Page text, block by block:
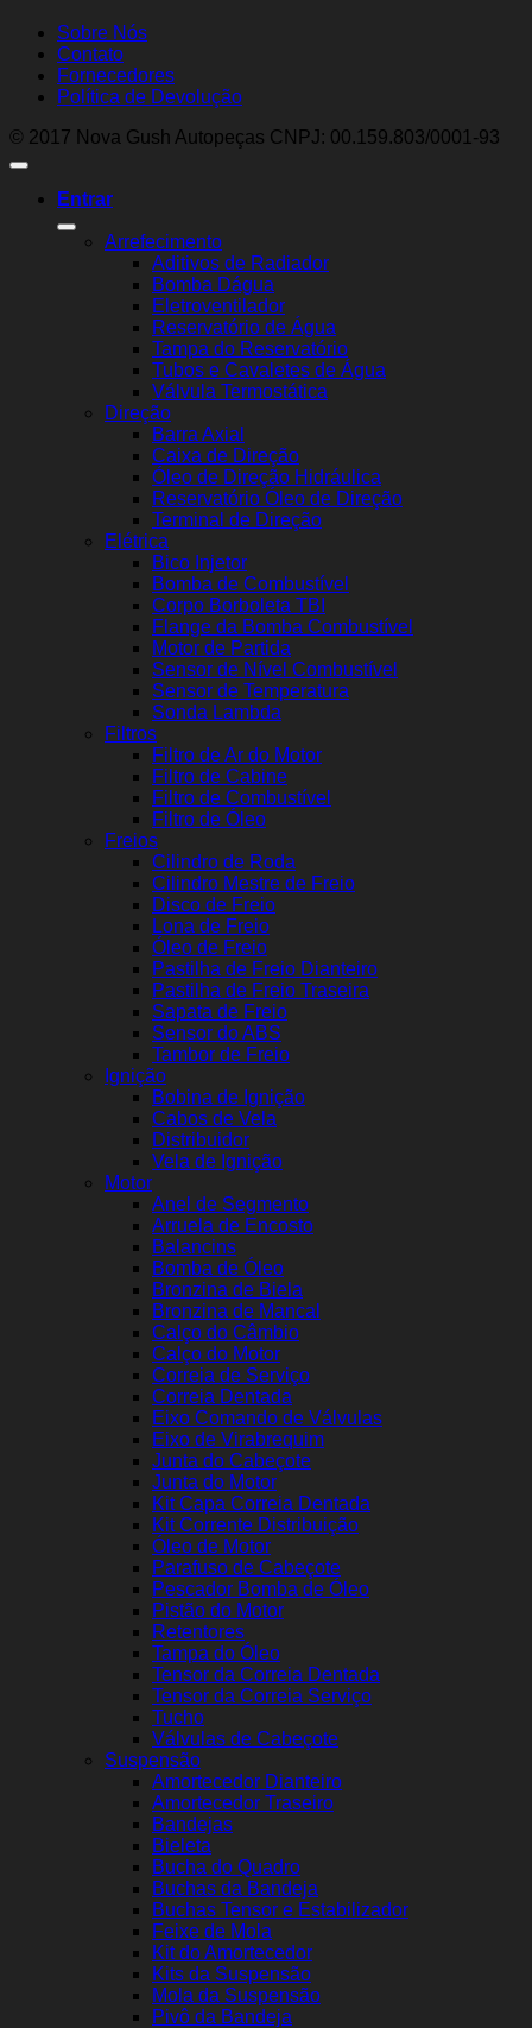
Sobre Nós
Contato
Fornecedores
Política de Devolução
© 2017 Nova Gush Autopeças CNPJ: 00.159.803/0001-93
Entrar
Arrefecimento
Aditivos de Radiador
Bomba Dágua
Eletroventilador
Reservatório de Água
Tampa do Reservatório
Tubos e Cavaletes de Água
Válvula Termostática
Direção
Barra Axial
Caixa de Direção
Óleo de Direção Hidráulica
Reservatório Óleo de Direção
Terminal de Direção
Elétrica
Bico Injetor
Bomba de Combustível
Corpo Borboleta TBI
Flange da Bomba Combustível
Motor de Partida
Sensor de Nível Combustível
Sensor de Temperatura
Sonda Lambda
Filtros
Filtro de Ar do Motor
Filtro de Cabine
Filtro de Combustível
Filtro de Óleo
Freios
Cilindro de Roda
Cilindro Mestre de Freio
Disco de Freio
Lona de Freio
Óleo de Freio
Pastilha de Freio Dianteiro
Pastilha de Freio Traseira
Sapata de Freio
Sensor do ABS
Tambor de Freio
Ignição
Bobina de Ignição
Cabos de Vela
Distribuidor
Vela de Ignição
Motor
Anel de Segmento
Arruela de Encosto
Balancins
Bomba de Óleo
Bronzina de Biela
Bronzina de Mancal
Calço do Câmbio
Calço do Motor
Correia de Serviço
Correia Dentada
Eixo Comando de Válvulas
Eixo de Virabrequim
Junta do Cabeçote
Junta do Motor
Kit Capa Correia Dentada
Kit Corrente Distribuição
Óleo de Motor
Parafuso de Cabeçote
Pescador Bomba de Óleo
Pistão do Motor
Retentores
Tampa do Óleo
Tensor da Correia Dentada
Tensor da Correia Serviço
Tucho
Válvulas de Cabeçote
Suspensão
Amortecedor Dianteiro
Amortecedor Traseiro
Bandejas
Bieleta
Bucha do Quadro
Buchas da Bandeja
Buchas Tensor e Estabilizador
Feixe de Mola
Kit do Amortecedor
Kits da Suspensão
Mola da Suspensão
Pivô da Bandeja